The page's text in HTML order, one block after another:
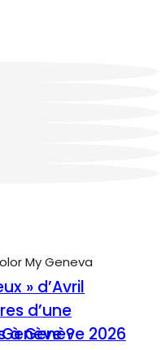
» d’Avril
d’une
?
à Genève 2026
My Geneva